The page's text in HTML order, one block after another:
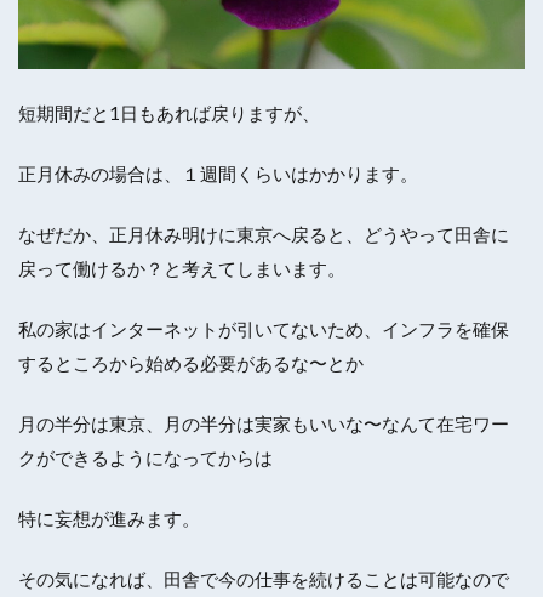
短期間だと1日もあれば戻りますが、
正月休みの場合は、１週間くらいはかかります。
なぜだか、正月休み明けに東京へ戻ると、どうやって田舎に
戻って働けるか？と考えてしまいます。
私の家はインターネットが引いてないため、インフラを確保
するところから始める必要があるな〜とか
月の半分は東京、月の半分は実家もいいな〜なんて在宅ワー
クができるようになってからは
特に妄想が進みます。
その気になれば、田舎で今の仕事を続けることは可能なので